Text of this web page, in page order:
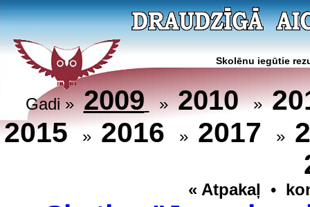
Skolēnu iegūtie
Gadi »2009 »2010 »
2015
» 2016 » 2017 »
« Atpakaļ •